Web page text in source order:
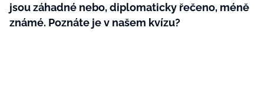
jsou záhadné nebo, diplomaticky řečeno, méně
známé. Poznáte je v našem kvízu?